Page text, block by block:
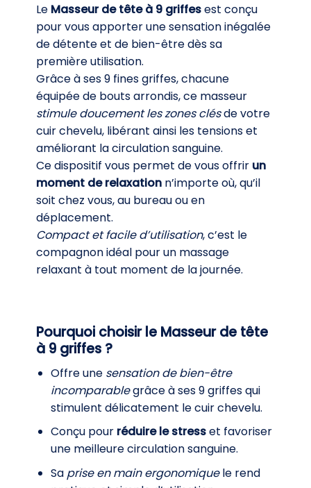
Le Masseur de tête à 9 griffesest conçu
pour vous apporter une sensation inégalée
de détente et de bien-être dès sa
première utilisation.
Grâce à ses 9 fines griffes, chacune
équipée de bouts arrondis, ce masseur
stimule doucement les zones clésde votre
cuir chevelu, libérant ainsi les tensions et
améliorant la circulation sanguine.
Ce dispositif vous permet de vous offrir un
moment de relaxationn’importe où, qu’il
soit chez vous, au bureau ou en
déplacement.
Compact et facile d’utilisation, c’est le
compagnon idéal pour un massage
relaxant à tout moment de la journée.
Pourquoi choisir le Masseur de tête
à 9 griffes ?
Offre une sensation de bien-être
incomparablegrâce à ses 9 griffes qui
stimulent délicatement le cuir chevelu.
Conçu pour réduire le stresset favoriser
une meilleure circulation sanguine.
Sa prise en main ergonomiquele rend